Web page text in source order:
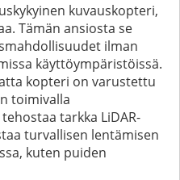
kuvauskopteri,
Tämän ansiosta se
ilman
käyttöympäristöissä.
kopteri on varustettu
toimivalla
tarkka LiDAR-
turvallisen lentämisen
kuten puiden